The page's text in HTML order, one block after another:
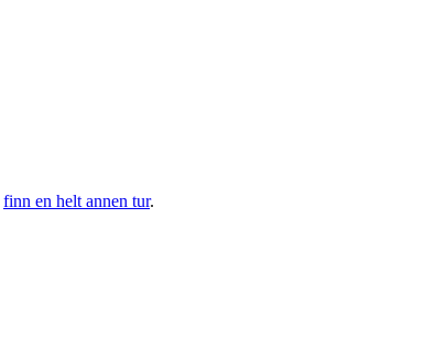
finn en helt annen tur.